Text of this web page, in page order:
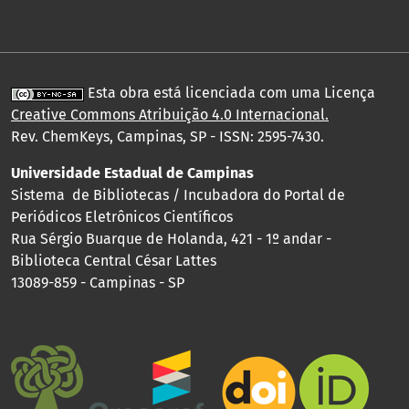
Esta obra está licenciada com uma Licença
Creative Commons Atribuição 4.0 Internacional.
Rev. ChemKeys, Campinas, SP - ISSN: 2595-7430.
Universidade Estadual de Campinas
Sistema de Bibliotecas / Incubadora do Portal de
Periódicos Eletrônicos Científicos
Rua Sérgio Buarque de Holanda, 421 - 1º andar -
Biblioteca Central César Lattes
13089-859 - Campinas - SP